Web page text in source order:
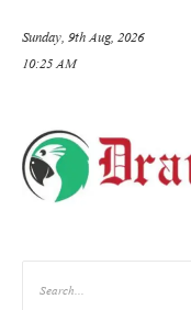
Sunday, 9th Aug, 2026
10:25 AM